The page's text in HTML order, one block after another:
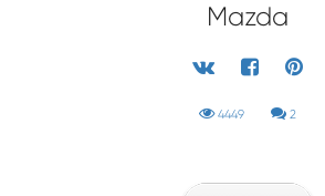
Mazda
4449 2